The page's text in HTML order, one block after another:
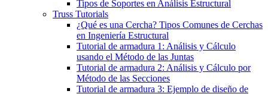
Tipos de Soportes en Análisis Estructural
Truss Tutorials
¿Qué es una Cercha? Tipos Comunes de Cerchas
en Ingeniería Estructural
Tutorial de armadura 1: Análisis y Cálculo
usando el Método de las Juntas
Tutorial de armadura 2: Análisis y Cálculo por
Método de las Secciones
Tutorial de armadura 3: Ejemplo de diseño de